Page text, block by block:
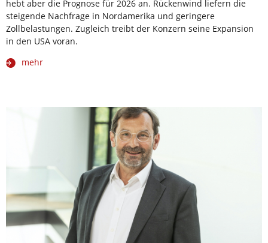
hebt aber die Prognose für 2026 an. Rückenwind liefern die
steigende Nachfrage in Nordamerika und geringere
Zollbelastungen. Zugleich treibt der Konzern seine Expansion
in den USA voran.
mehr